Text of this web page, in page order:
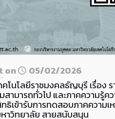
on
05/02/2026
คโนโลยีราชมงคลธัญบุรี เรื่อง
ามารถทั่วไป และภาคความรู้ค
ธิเข้ารับการทดสอบภาคความ
วิทยาลัย สายสนับสนุน